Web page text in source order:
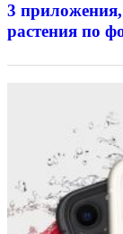
3
растения по